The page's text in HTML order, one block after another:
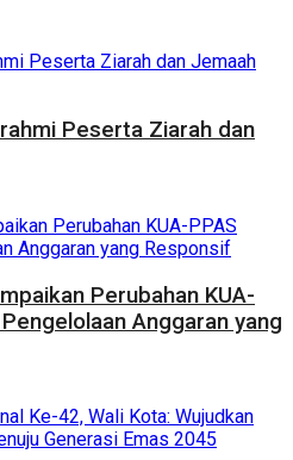
Peserta Ziarah dan
Perubahan KUA-
Anggaran yang